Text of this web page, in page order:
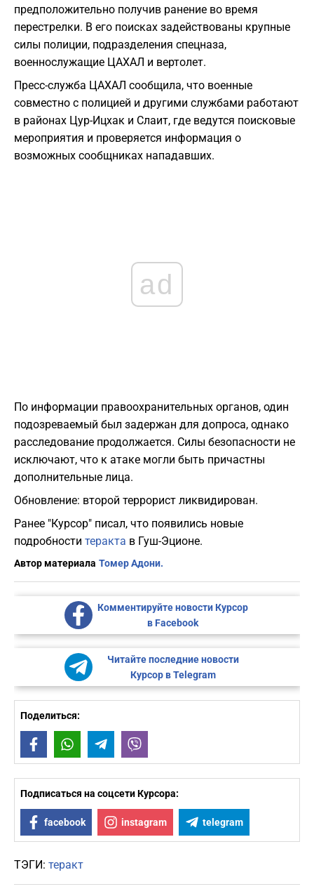
предположительно получив ранение во время
перестрелки. В его поисках задействованы крупные
силы полиции, подразделения спецназа,
военнослужащие ЦАХАЛ и вертолет.
Пресс-служба ЦАХАЛ сообщила, что военные
совместно с полицией и другими службами работают
в районах Цур-Ицхак и Слаит, где ведутся поисковые
мероприятия и проверяется информация о
возможных сообщниках нападавших.
ad
По информации правоохранительных органов, один
подозреваемый был задержан для допроса, однако
расследование продолжается. Силы безопасности не
исключают, что к атаке могли быть причастны
дополнительные лица.
Обновление: второй террорист ликвидирован.
Ранее "Курсор" писал, что появились новые
подробности теракта в Гуш-Эционе.
Автор материала Томер Адони.
Комментируйте новости Курсор
в Facebook
Читайте последние новости
Курсор в Telegram
Поделиться:
FacebookWhatsAppTelegram
Подписаться на соцсети Курсора:
facebook instagram telegram
ТЭГИ: теракт